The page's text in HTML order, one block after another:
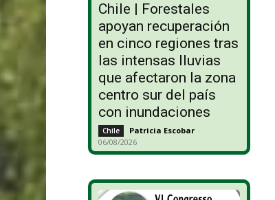
Chile | Forestales
apoyan recuperación
en cinco regiones tras
las intensas lluvias
que afectaron la zona
centro sur del país
con inundaciones
Chile Patricia Escobar -
06/08/2026